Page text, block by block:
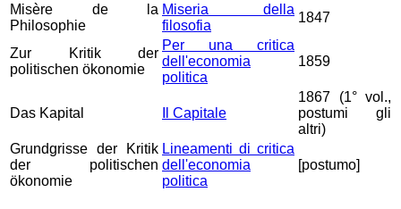
Misère de la
Philosophie
Miseria della
filosofia
1847
Zur Kritik der
politischen ökonomie
Per una critica
dell'economia
politica
1859
Das Kapital Il Capitale
1867 (1° vol.,
postumi gli
altri)
Grundgrisse der Kritik
der politischen
ökonomie
Lineamenti di critica
dell'economia
politica
[postumo]